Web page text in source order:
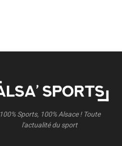
100% Sports, 100% Alsace ! Toute
l'actualité du sport